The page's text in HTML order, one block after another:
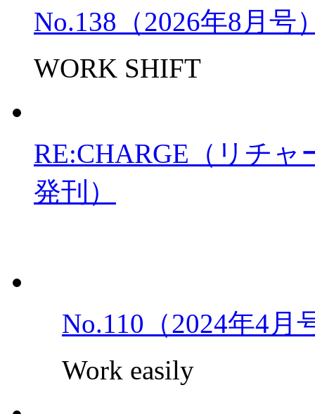
No.138（2026年8月号
WORK SHIFT
RE:CHARGE（リチャ
発刊）
No.110（2024年4月
Work easily